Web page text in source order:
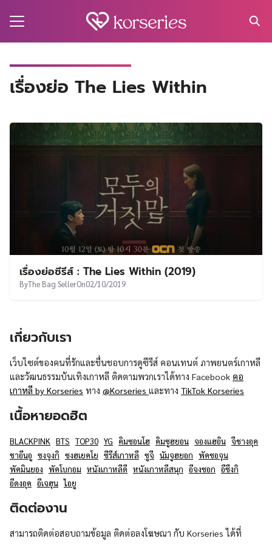
เรื่องย่อ The Lies Within
เรื่องย่อซีรีส์ : The Lies Within (2019)
ByThe Bag SellerOn02/10/2019
เกี่ยวกับเรา
เว็บไซต์ของคนที่รักและชื่นชอบการดูซีรีส์ คอนเทนต์ ภาพยนตร์เกาหลี
และวัฒนธรรมบันเทิงเกาหลี ติดตามพวกเราได้ทาง Facebook คอ
เกาหลี by Korseries ทาง @Korseries และทาง TikTok Korseries
เนื้อหายอดฮิต
BLACKPINK BTS TOP30 YG คิมซอนโฮ คิมซูฮยอน จองแฮอิน จีชางอุค
ชาอึนอู ซงจุงกิ ซงฮเยคโย ซีรีส์เกาหลี ซูจี นัมจูฮยอก พัคซอจุน
พัคมินยอง พัคโบกอม หนังเกาหลีดี หนังเกาหลีสนุก อีจงซอก อีซึงกิ
อีดงอุค อีเจฮุน ไอยู
ติดต่องาน
สามารถติดต่อสอบถามข้อมูล ติดต่อลงโฆษณา กับ Korseries ได้ที่